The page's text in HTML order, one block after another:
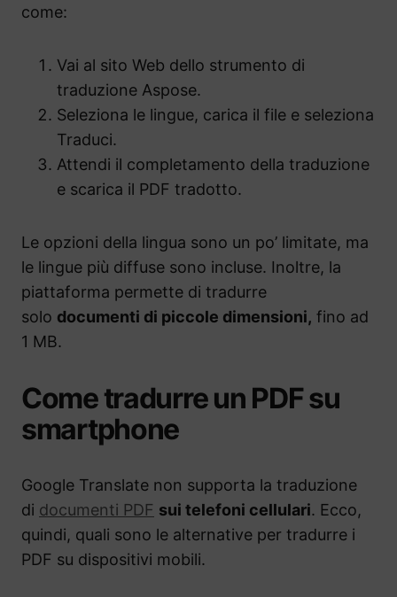
come:
Vai al sito Web dello strumento di
traduzione Aspose.
Seleziona le lingue, carica il file e seleziona
Traduci.
Attendi il completamento della traduzione
e scarica il PDF tradotto.
Le opzioni della lingua sono un po’ limitate, ma
le lingue più diffuse sono incluse. Inoltre, la
piattaforma permette di tradurre
solo documenti di piccole dimensioni, fino ad
1 MB.
Come tradurre un PDF su
smartphone
Google Translate non supporta la traduzione
di documenti PDF sui telefoni cellulari. Ecco,
quindi, quali sono le alternative per tradurre i
PDF su dispositivi mobili.